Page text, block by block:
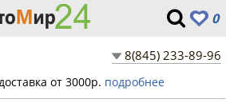
0
8(845) 233-89-96
от 3000р. подробнее